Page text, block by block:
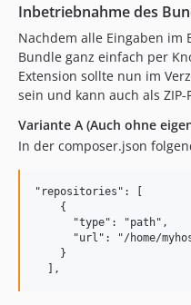
1.0.32
1.0.31
1.0.29
1.0.28
1.0.26
1.0.25
1.0.23
1.0.20
Inbetriebnahme des
Nachdem alle Eingaben im
Bundle ganz einfach per
Extension sollte nun im
sein und kann auch als
Variante A (Auch ohne
In der composer.json
"repositories": [
    {
      "type": "path",
"url": "/home/
    }